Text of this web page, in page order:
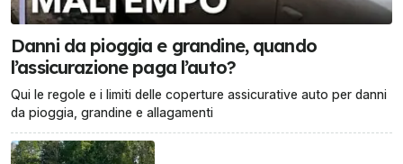
Danni da pioggia e grandine, quando
l’assicurazione paga l’auto?
Qui le regole e i limiti delle coperture assicurative auto per danni
da pioggia, grandine e allagamenti